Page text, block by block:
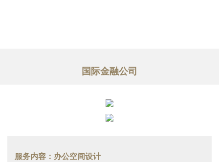
服务内容
联系我们
国际金融公司
服务内容：办公空间设计